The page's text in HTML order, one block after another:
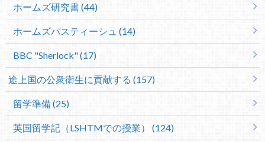
ホームズ研究書 (44)
ホームズパスティーシュ (14)
BBC "Sherlock" (17)
途上国の公衆衛生に貢献する (157)
留学準備 (25)
英国留学記（LSHTMでの授業） (124)